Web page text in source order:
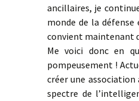
ancillaires, je
monde de la défense
convient maintenant
Me voici donc en
pompeusement !
créer une
spectre de